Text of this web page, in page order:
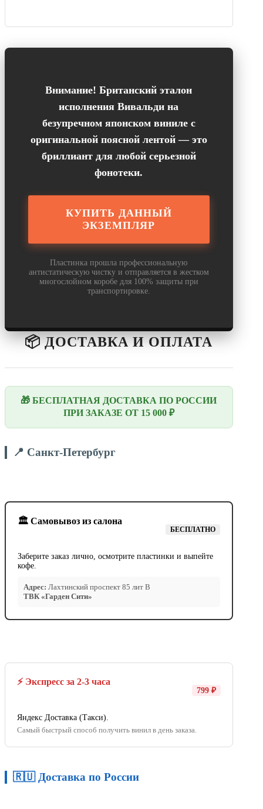
Внимание! Британский эталон
исполнения Вивальди на
безупречном японском виниле с
оригинальной поясной лентой — это
бриллиант для любой серьезной
фонотеки.
КУПИТЬ ДАННЫЙ
ЭКЗЕМПЛЯР
Пластинка прошла профессиональную
антистатическую чистку и отправляется в жестком
многослойном коробе для 100% защиты при
транспортировке.
📦 ДОСТАВКА И ОПЛАТА
🎁 БЕСПЛАТНАЯ ДОСТАВКА ПО РОССИИ
ПРИ ЗАКАЗЕ ОТ 15 000 ₽
📍 Санкт-Петербург
🏛️ Самовывоз из салона
БЕСПЛАТНО
Заберите заказ лично, осмотрите пластинки и выпейте
кофе.
Адрес: Лахтинский проспект 85 лит В
ТВК «Гарден Сити»
⚡ Экспресс за 2-3 часа
799 ₽
Яндекс Доставка (Такси).
Самый быстрый способ получить винил в день заказа.
🇷🇺 Доставка по России